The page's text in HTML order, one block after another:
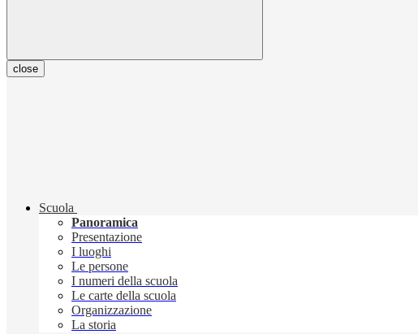
close
Scuola
Panoramica
Presentazione
I luoghi
Le persone
I numeri della scuola
Le carte della scuola
Organizzazione
La storia